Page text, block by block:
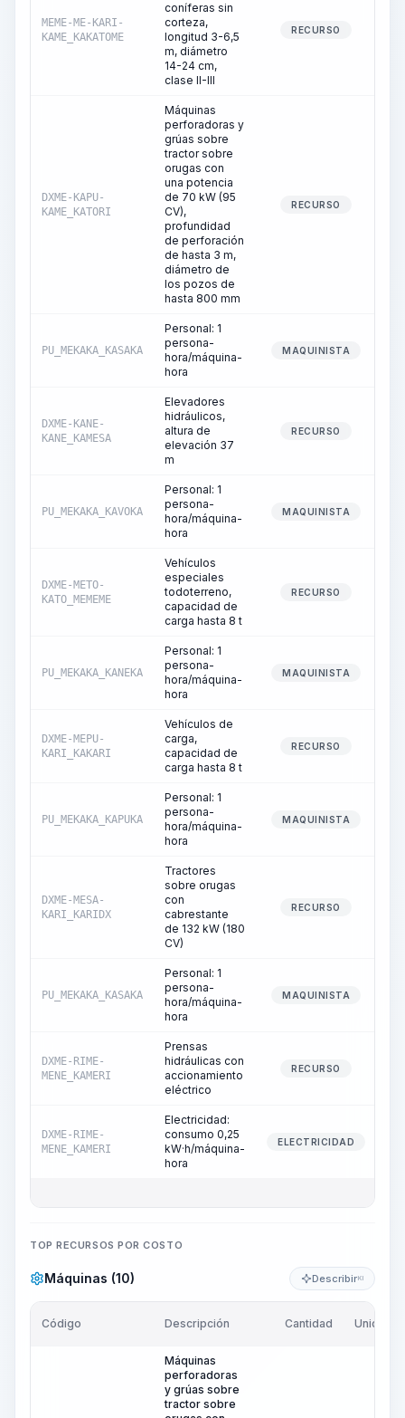
MEME-ME-KARI-
KAME_KAKATOME
coníferas sin
corteza,
longitud 3-6,5
m, diámetro
14-24 cm,
clase II-III
RECURSO
DXME-KAPU-
KAME_KATORI
Máquinas
perforadoras y
grúas sobre
tractor sobre
orugas con
una potencia
de 70 kW (95
CV),
profundidad
de perforación
de hasta 3 m,
diámetro de
los pozos de
hasta 800 mm
RECURSO
PU_MEKAKA_KASAKA
Personal: 1
persona-
hora/máquina-
hora
MAQUINISTA
DXME-KANE-
KANE_KAMESA
Elevadores
hidráulicos,
altura de
elevación 37
m
RECURSO
PU_MEKAKA_KAVOKA
Personal: 1
persona-
hora/máquina-
hora
MAQUINISTA
DXME-METO-
KATO_MEMEME
Vehículos
especiales
todoterreno,
capacidad de
carga hasta 8 t
RECURSO
PU_MEKAKA_KANEKA
Personal: 1
persona-
hora/máquina-
hora
MAQUINISTA
DXME-MEPU-
KARI_KAKARI
Vehículos de
carga,
capacidad de
carga hasta 8 t
RECURSO
PU_MEKAKA_KAPUKA
Personal: 1
persona-
hora/máquina-
hora
MAQUINISTA
DXME-MESA-
KARI_KARIDX
Tractores
sobre orugas
con
cabrestante
de 132 kW (180
CV)
RECURSO
PU_MEKAKA_KASAKA
Personal: 1
persona-
hora/máquina-
hora
MAQUINISTA
DXME-RIME-
MENE_KAMERI
Prensas
hidráulicas con
accionamiento
eléctrico
RECURSO
DXME-RIME-
MENE_KAMERI
Electricidad:
consumo 0,25
kW·h/máquina-
hora
ELECTRICIDAD
TOP RECURSOS POR COSTO
Máquinas (10) DescribirKI
Código Descripción Cantidad Unidad
Máquinas
perforadoras
y grúas sobre
tractor sobre